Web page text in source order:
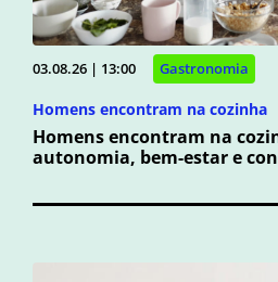
03.08.26 | 13:00 Gastronomia
Homens encontram na cozinha
Homens encontram na
autonomia, bem-estar e